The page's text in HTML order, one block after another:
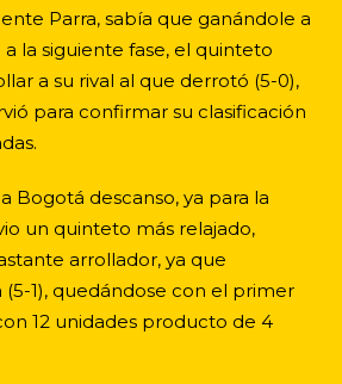
Parra, sabía que ganándole a
a la siguiente fase, el quinteto
a su rival al que derrotó (5-0),
para confirmar su clasificación
Bogotá descanso, ya para la
un quinteto más relajado,
arrollador, ya que
(5-1), quedándose con el primer
12 unidades producto de 4